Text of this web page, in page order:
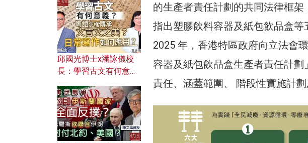
的生產者責任計劃的共同法律框
指出塑膠飲料容器及紙包飲品盒等
2025 年，香港特區政府向立法會
容器及紙包飲品盒生產者責任計
責任、涵蓋範圍、 階段性實施計劃
風險攻擊美軍，背後有
何盤算？
邱國光博士x潘詠儀校
長：學習古文有何意
文之美？ 日常寫作如何
應用？